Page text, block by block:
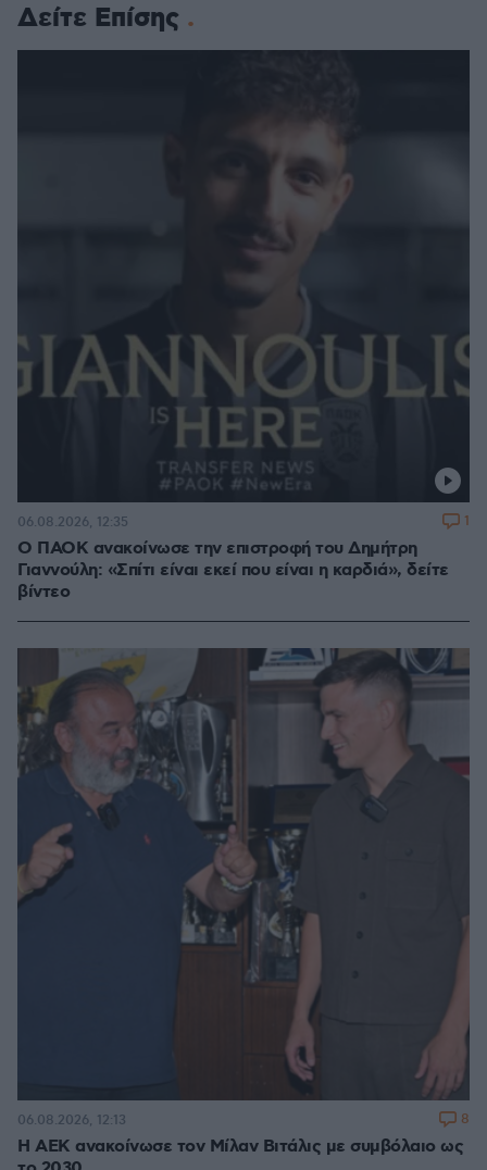
Δείτε Επίσης
Ο ΠΑΟΚ ανακοίνωσε την επιστροφή του Δημήτρη
Γιαννούλη: «Σπίτι είναι εκεί που είναι η καρδιά», δείτε
βίντεο
06.08.2026, 12:35 1
H ΑΕΚ ανακοίνωσε τον Μίλαν Βιτάλις με συμβόλαιο ως
06.08.2026, 12:13 8